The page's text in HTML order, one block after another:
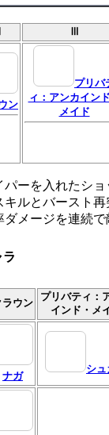
ン
プリバ
ィ：アンカイン
メイド
ーを入れたショ
ルとバースト
メージを連続で
ラウン
プリバティ：
インド・メ
ナガ
シュ